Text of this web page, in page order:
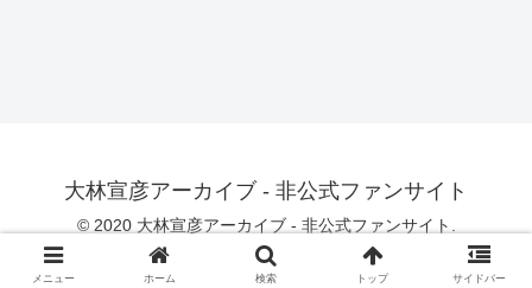
大林宣彦アーカイブ - 非公式ファンサイト
© 2020 大林宣彦アーカイブ - 非公式ファンサイト.
メニュー ホーム 検索 トップ サイドバー